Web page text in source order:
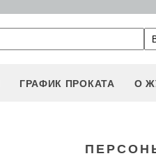
ГРАФИК ПРОКАТА О